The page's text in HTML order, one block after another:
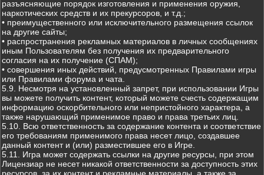
разъясняющие порядок изготовления и применения оружия,
наркотических средств и их прекурсоров, и т.д.;
• преимущественного или исключительного размещения ссылок
на другие сайты;
• распространения рекламных материалов в личных сообщениях
иным Пользователям без получения их предварительного
согласия на их получение (СПАМ);
• совершения иных действий, предусмотренных Правилами игры
или Правилами форума и чата.
5.9. Несмотря на установленный запрет, при использовании Игры
вы можете получить контент, который можете счесть содержащим
информацию оскорбительного или непристойного характера, а
также нарушающий применимое право и права третьих лиц.
5.10. Всю ответственность за содержание контента и соответствие
его требованиям применимого права несет лицо, создавшее
данный контент и (или) разместившее его в Игре.
5.11. Игра может содержать ссылки на другие ресурсы, при этом
Лицензиар не несет никакой ответственности за доступность этих